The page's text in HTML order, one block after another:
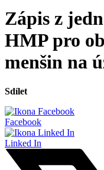
Zápis z
HMP pro
menšin na
Sdílet
Facebook
Linked In